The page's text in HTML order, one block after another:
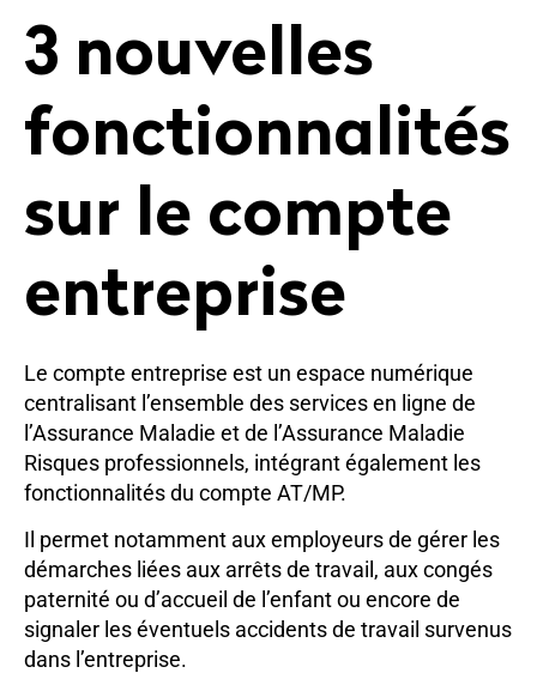
3 nouvelles
fonctionnalités
sur le compte
entreprise
Le compte entreprise est un espace numérique
centralisant l’ensemble des services en ligne de
l’Assurance Maladie et de l’Assurance Maladie
Risques professionnels, intégrant également les
fonctionnalités du compte AT/MP.
Il permet notamment aux employeurs de gérer les
démarches liées aux arrêts de travail, aux congés
paternité ou d’accueil de l’enfant ou encore de
signaler les éventuels accidents de travail survenus
dans l’entreprise.